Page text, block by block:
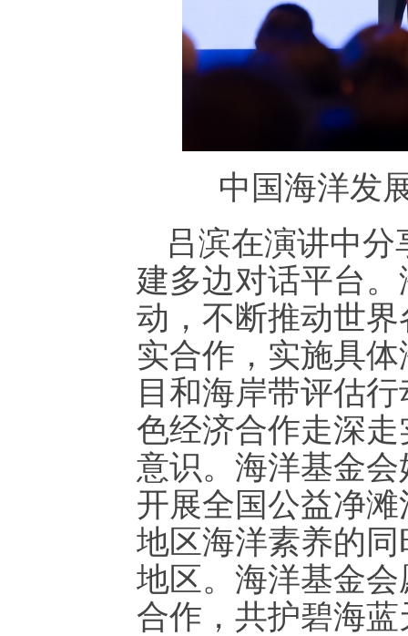
中国海洋发
吕滨在演讲中
建多边对话平台
动，不断推动世
实合作，实施具
目和海岸带评估
色经济合作走深
意识。海洋基金
开展全国公益净
地区海洋素养的
地区。海洋基金
合作，共护碧海